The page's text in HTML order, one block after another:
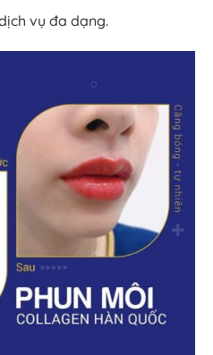
vụ đa dạng.